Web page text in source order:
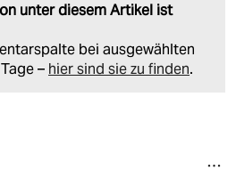
unter diesem Artikel ist
bei ausgewählten
– hier sind sie zu finden.